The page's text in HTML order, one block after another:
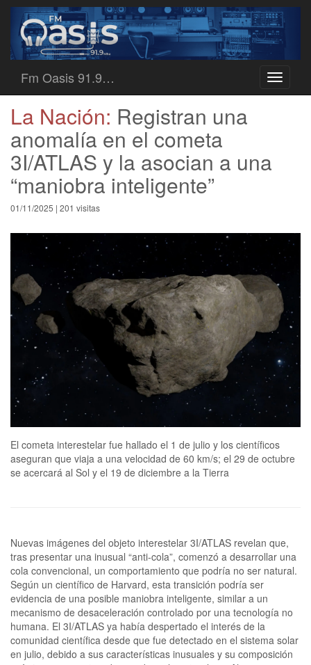
Toggle
Fm Oasis 91.9…
La Nación: Registran una
anomalía en el cometa
3I/ATLAS y la asocian a una
“maniobra inteligente”
01/11/2025 | 201 visitas
El cometa interestelar fue hallado el 1 de julio y los científicos
aseguran que viaja a una velocidad de 60 km/s; el 29 de octubre
se acercará al Sol y el 19 de diciembre a la Tierra
Nuevas imágenes del objeto interestelar 3I/ATLAS revelan que,
tras presentar una inusual “anti-cola”, comenzó a desarrollar una
cola convencional, un comportamiento que podría no ser natural.
Según un científico de Harvard, esta transición podría ser
evidencia de una posible maniobra inteligente, similar a un
mecanismo de desaceleración controlado por una tecnología no
humana. El 3I/ATLAS ya había despertado el interés de la
comunidad científica desde que fue detectado en el sistema solar
en julio, debido a sus características inusuales y su composición